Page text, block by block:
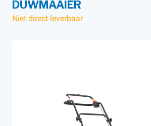
DUWMAAIER
Niet direct leverbaar